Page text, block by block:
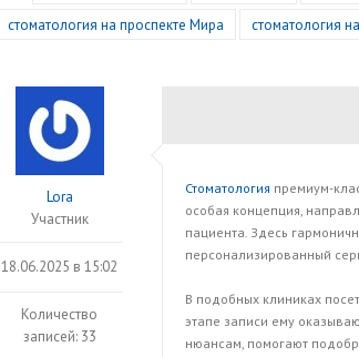
стоматология на проспекте Мира
стоматология
Lora
Участник
18.06.2025 в 15:02
Количество
записей: 33
Стоматология премиум-
особая концепция,
пациента. Здесь
персонализированный
В подобных клиниках
этапе записи ему
нюансам, помогают